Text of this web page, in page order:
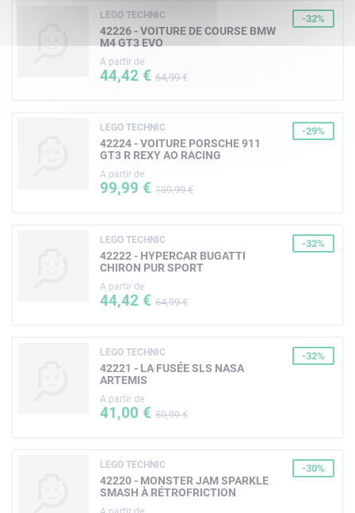
LEGO TECHNIC
42226 - VOITURE DE COURSE BMW
M4 GT3 EVO
A partir de
44,42 € 64,99 €
-32%
LEGO TECHNIC
42224 - VOITURE PORSCHE 911
GT3 R REXY AO RACING
A partir de
99,99 € 139,99 €
-29%
LEGO TECHNIC
42222 - HYPERCAR BUGATTI
CHIRON PUR SPORT
A partir de
44,42 € 64,99 €
-32%
LEGO TECHNIC
42221 - LA FUSÉE SLS NASA
ARTEMIS
A partir de
41,00 € 59,99 €
-32%
LEGO TECHNIC
42220 - MONSTER JAM SPARKLE
SMASH À RÉTROFRICTION
-30%